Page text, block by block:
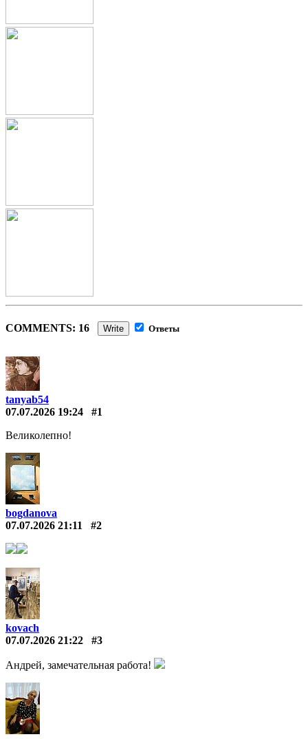
COMMENTS: 16 Write Ответы
tanyab54
07.07.2026 19:24
#1
Великолепно!
bogdanova
07.07.2026 21:11
#2
kovach
07.07.2026 21:22
#3
Андрей, замечательная работа!